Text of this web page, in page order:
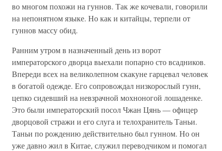
во многом похожи на гуннов. Так же кочевали, говорили
на непонятном языке. Но как и китайцы, терпели от
гуннов массу обид.
Ранним утром в назначенный день из ворот
императорского дворца выехали попарно сто всадников.
Впереди всех на великолепном скакуне гарцевал человек
в богатой одежде. Его сопровождал низкорослый гунн,
цепко сидевший на невзрачной мохноногой лошаденке.
Это были императорский посол Чжан Цянь — офицер
дворцовой стражи и его слуга и телохранитель Таньи.
Таньи по рождению действительно был гунном. Но он
уже давно жил в Китае, служил переводчиком и помогал